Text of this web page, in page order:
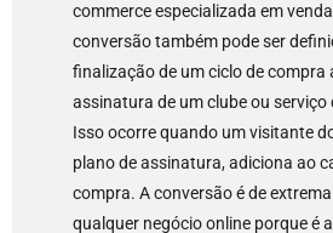
commerce especializada em
conversão também pode ser
finalização de um ciclo de compra
assinatura de um clube ou serviço
Isso ocorre quando um visitante
plano de assinatura, adiciona ao
compra. A conversão é de
qualquer negócio online porque é